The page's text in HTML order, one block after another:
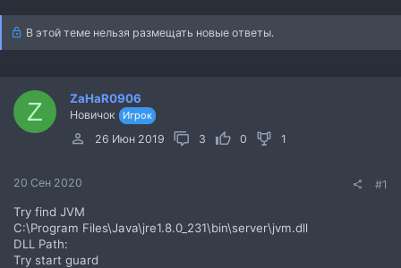
е
м
ч
а
В этой теме нельзя размещать новые ответы.
Z ZaHaR0906
Новичок Игрок
26 Июн 2019 3 0 1
20 Сен 2020 #1
Try find JVM
C:\Program Files\Java\jre1.8.0_231\bin\server\jvm.dll
DLL Path:
Try start guard